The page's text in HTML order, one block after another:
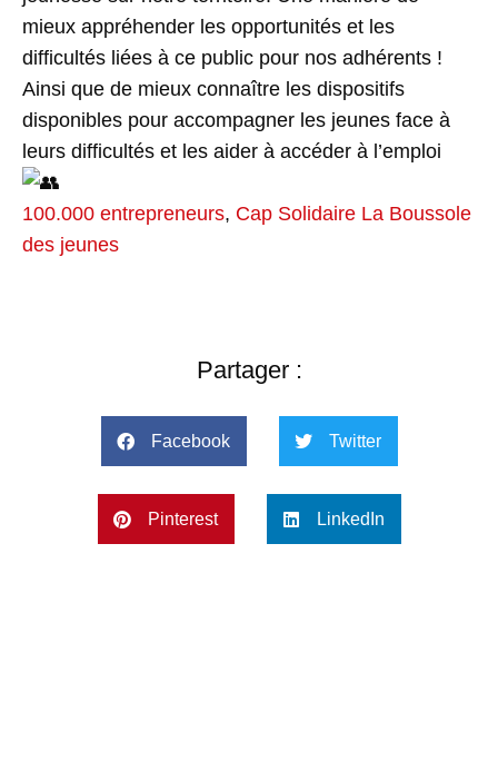
mieux appréhender les opportunités et les
difficultés liées à ce public pour nos adhérents !
Ainsi que de mieux connaître les dispositifs
disponibles pour accompagner les jeunes face à
leurs difficultés et les aider à accéder à l’emploi
100.000 entrepreneurs, Cap Solidaire La Boussole
des jeunes
Partager :
Facebook Twitter
Pinterest LinkedIn